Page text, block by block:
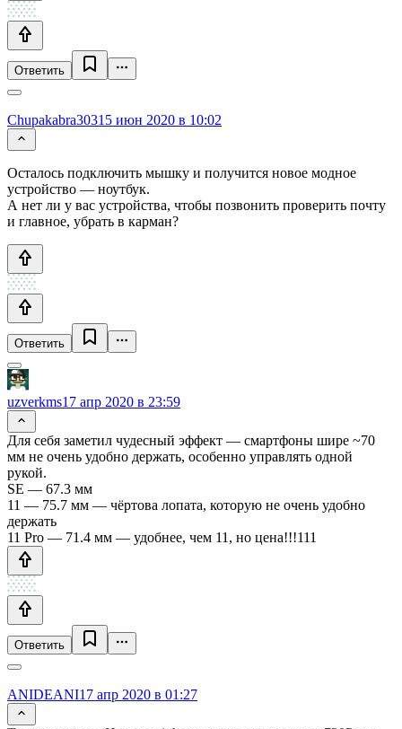
Ответить
Chupakabra30315 июн 2020 в 10:02
Осталось подключить мышку и получится новое модное
устройство — ноутбук.
А нет ли у вас устройства, чтобы позвонить проверить почту
и главное, убрать в карман?
Ответить
uzverkms17 апр 2020 в 23:59
Для себя заметил чудесный эффект — смартфоны шире ~70
мм не очень удобно держать, особенно управлять одной
рукой.
SE — 67.3 мм
11 — 75.7 мм — чёртова лопата, которую не очень удобно
держать
11 Pro — 71.4 мм — удобнее, чем 11, но цена!!!111
Ответить
ANIDEANI17 апр 2020 в 01:27